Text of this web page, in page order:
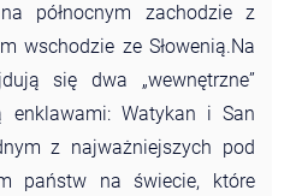
północnym zachodzie z
wschodzie ze Słowenią.Na
się dwa „wewnętrzne”
enklawami: Watykan i San
z najważniejszych pod
państw na świecie, które